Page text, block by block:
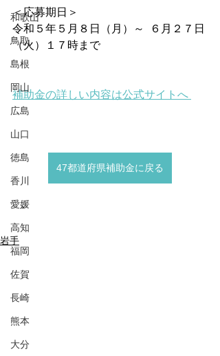
和歌山
鳥取
島根
岡山
広島
山口
徳島
香川
愛媛
高知
福岡
佐賀
長崎
熊本
大分
＜応募期日＞
令和５年５月８日（月）～  ６月２７日
（火）１７時まで
補助金の詳しい内容は公式サイトへ
47都道府県補助金に戻る
岩手